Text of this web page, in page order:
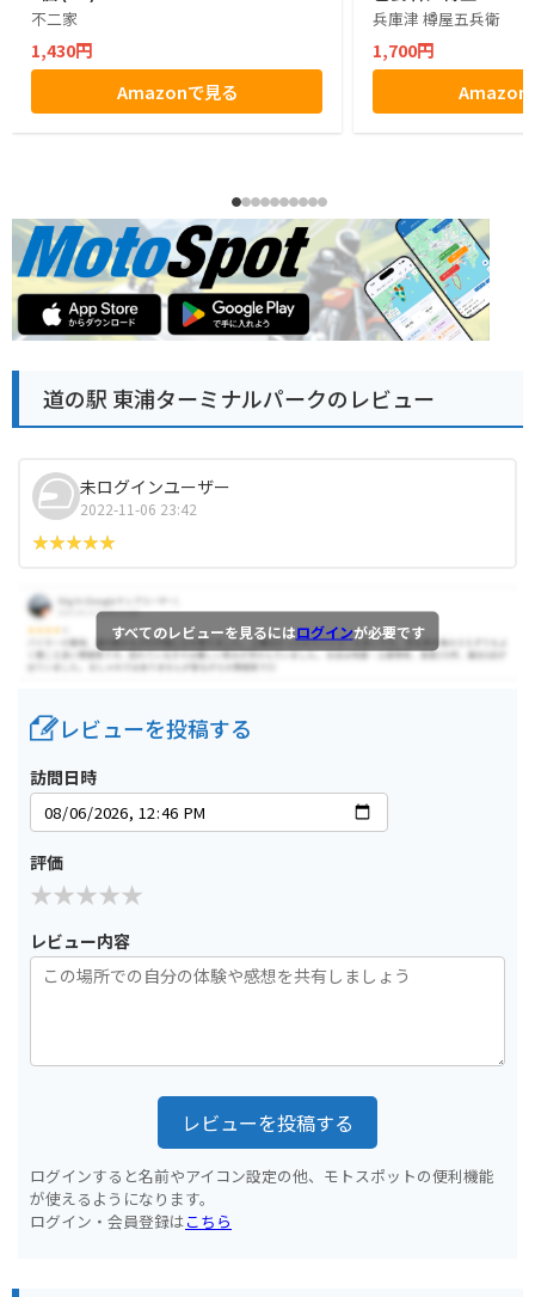
不二家
1,430円
Amazonで見る
兵庫津 樽屋五兵衛
1,700円
Amazon
道の駅 東浦ターミナルパークのレビュー
未ログインユーザー
2022-11-06 23:42
すべてのレビューを見るにはログインが必要です
レビューを投稿する
訪問日時
評価
レビュー内容
レビューを投稿する
ログインすると名前やアイコン設定の他、モトスポットの便利機能
が使えるようになります。
ログイン・会員登録はこちら